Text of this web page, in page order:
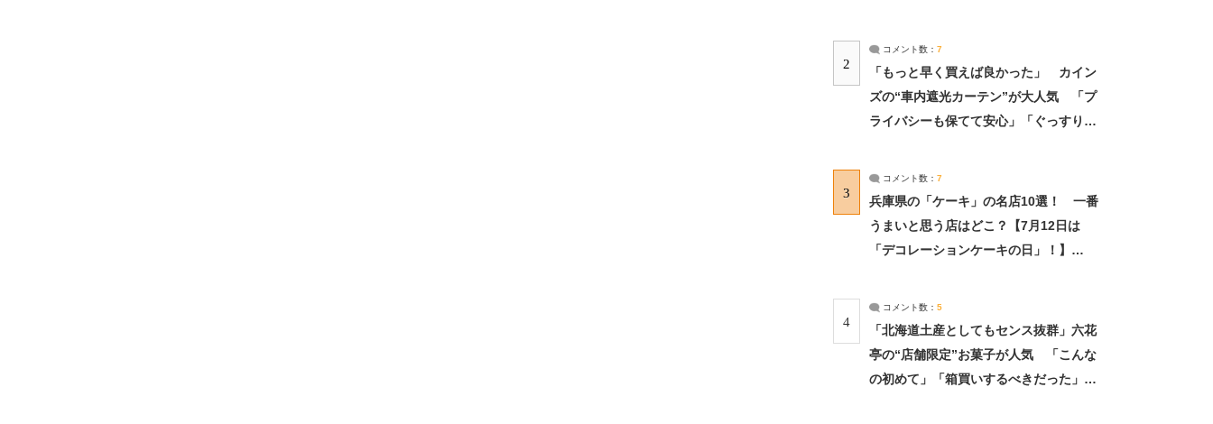
2
コメント数： 7
「もっと早く買えば良かった」 カイン
ズの“車内遮光カーテン”が大人気 「プ
ライバシーも保てて安心」「ぐっすり眠
3
コメント数： 7
兵庫県の「ケーキ」の名店10選！ 一番
うまいと思う店はどこ？【7月12日は
「デコレーションケーキの日」！】
4
コメント数： 5
「北海道土産としてもセンス抜群」六花
亭の“店舗限定”お菓子が人気 「こんな
の初めて」「箱買いするべきだった」